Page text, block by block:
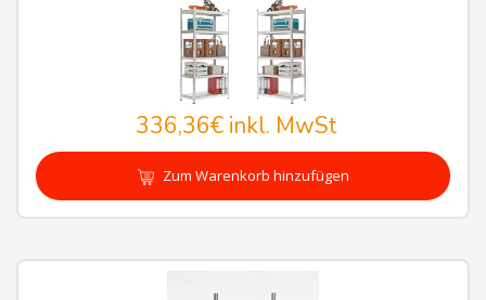
336,36€inkl. MwSt
Zum Warenkorb hinzufügen